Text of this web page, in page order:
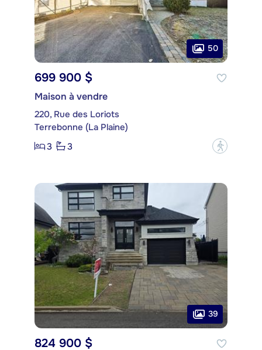
50
699 900 $
Maison à vendre
220, Rue des Loriots
Terrebonne (La Plaine)
3
3 ?
39
824 900 $